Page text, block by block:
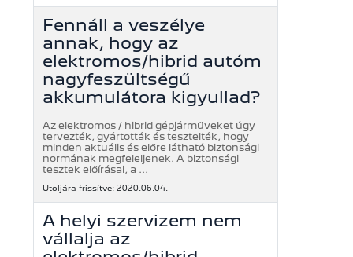
Fennáll a veszélye
annak, hogy az
elektromos/hibrid autóm
nagyfeszültségű
akkumulátora kigyullad?
Az elektromos / hibrid gépjárműveket úgy
tervezték, gyártották és tesztelték, hogy
minden aktuális és előre látható biztonsági
normának megfeleljenek. A biztonsági
tesztek előírásai, a ...
Utoljára frissítve: 2020.06.04.
A helyi szervizem nem
vállalja az